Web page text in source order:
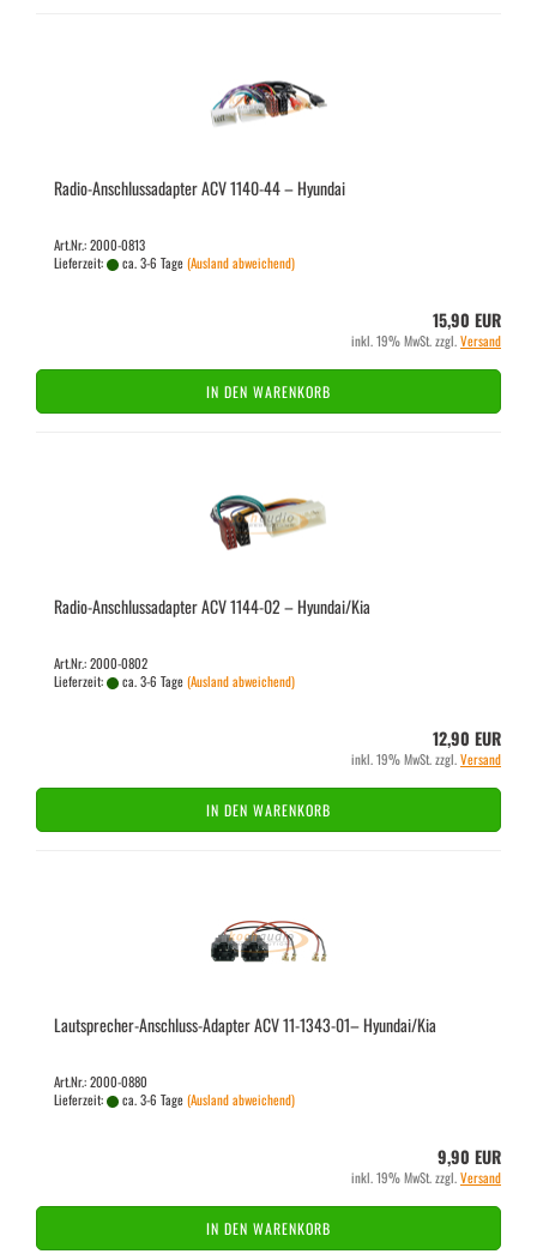
Radio-​​An­schluss­ad­ap­ter ACV 1140-​44 – Hyundai
Art.Nr.: 2000-0813
Lieferzeit:
ca. 3-6 Tage(Ausland abweichend)
15,90 EUR
inkl. 19% MwSt. zzgl.Versand
IN DEN WARENKORB
Radio-​​An­schluss­ad­ap­ter ACV 1144-​02 – Hyundai/Kia
Art.Nr.: 2000-0802
Lieferzeit:
ca. 3-6 Tage(Ausland abweichend)
12,90 EUR
inkl. 19% MwSt. zzgl.Versand
IN DEN WARENKORB
Lautsprecher-​​Anschluss-​Adapter ACV 11-​1343-​01– Hyundai/Kia
Art.Nr.: 2000-0880
Lieferzeit:
ca. 3-6 Tage(Ausland abweichend)
9,90 EUR
inkl. 19% MwSt. zzgl.Versand
IN DEN WARENKORB